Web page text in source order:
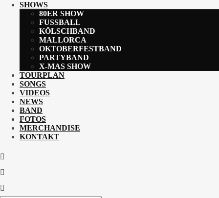
SHOWS
80ER SHOW
FUSSBALL
KÖLSCHBAND
MALLORCA
OKTOBERFESTBAND
PARTYBAND
X-MAS SHOW
TOURPLAN
SONGS
VIDEOS
NEWS
BAND
FOTOS
MERCHANDISE
KONTAKT